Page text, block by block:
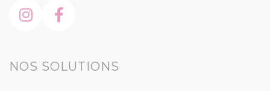
NOS SOLUTIONS